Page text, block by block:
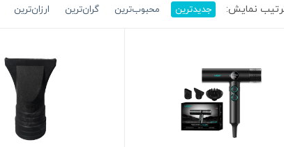
نمایش: جدیدترین محبوب‌ترین گران‌ترین ارزان‌ترین